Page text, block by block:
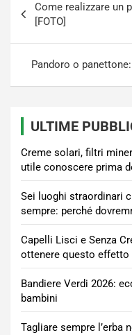
articoli
Come realizzare un
[FOTO]
Pandoro o
ULTIME
Creme solari, filtri
utile conoscere prima
Sei luoghi straordinari
sempre: perché
Capelli Lisci e Senza
ottenere questo effetto
Bandiere Verdi 2026:
bambini
Tagliare sempre l’erba